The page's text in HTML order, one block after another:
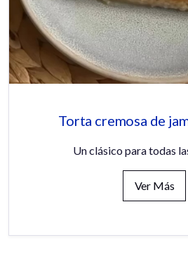
Torta cremosa de
Un clásico para todas
Ver Más